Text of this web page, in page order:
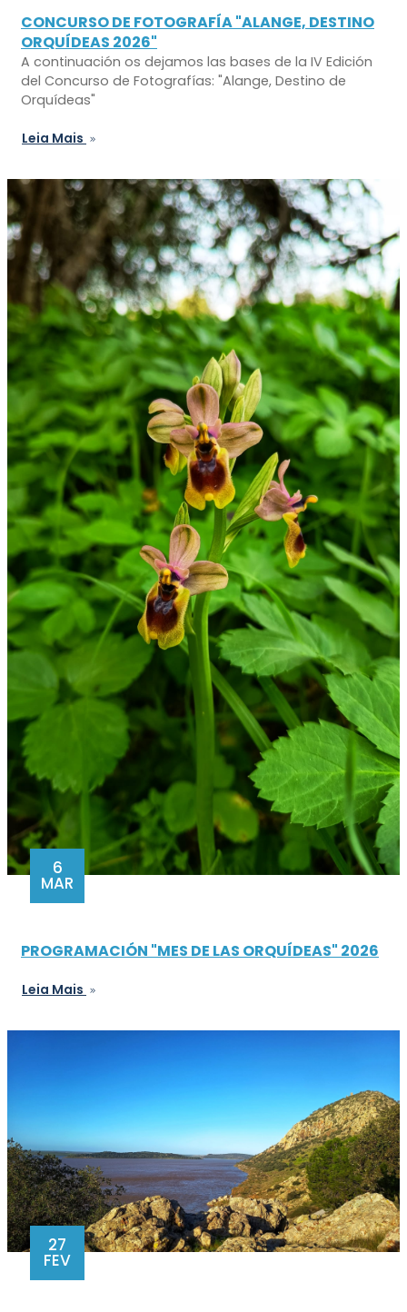
CONCURSO DE FOTOGRAFÍA "ALANGE, DESTINO
ORQUÍDEAS 2026"
A continuación os dejamos las bases de la IV Edición
del Concurso de Fotografías: "Alange, Destino de
Orquídeas"
Leia Mais
6
MAR
PROGRAMACIÓN "MES DE LAS ORQUÍDEAS" 2026
Leia Mais
27
FEV